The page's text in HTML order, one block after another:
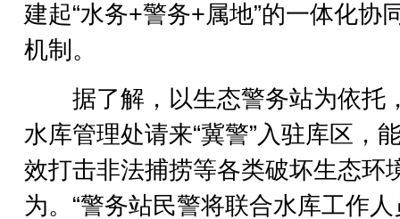
建起“水务+警务+属地”的一体化协
机制。
据了解，以生态警务站为依托
水库管理处请来“冀警”入驻库区，
效打击非法捕捞等各类破坏生态环
为。“警务站民警将联合水库工作